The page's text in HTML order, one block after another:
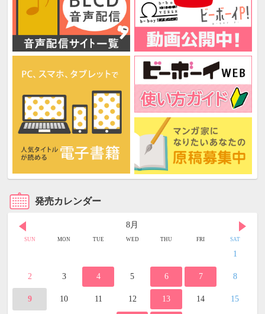
発売カレンダー
8月
SUN MON TUE WED THU FRI SAT
1
2 3 4 5 6 7 8
9 10 11 12 13 14 15